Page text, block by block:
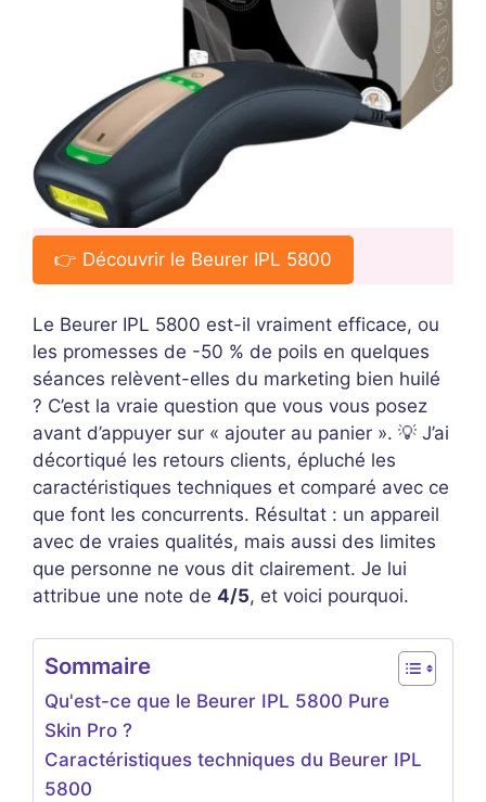
👉 Découvrir le Beurer IPL 5800
Le Beurer IPL 5800 est-il vraiment efficace, ou
les promesses de -50 % de poils en quelques
séances relèvent-elles du marketing bien huilé
? C’est la vraie question que vous vous posez
avant d’appuyer sur « ajouter au panier ». 💡 J’ai
décortiqué les retours clients, épluché les
caractéristiques techniques et comparé avec ce
que font les concurrents. Résultat : un appareil
avec de vraies qualités, mais aussi des limites
que personne ne vous dit clairement. Je lui
attribue une note de 4/5, et voici pourquoi.
Sommaire
Qu'est-ce que le Beurer IPL 5800 Pure
Skin Pro ?
Caractéristiques techniques du Beurer IPL
5800